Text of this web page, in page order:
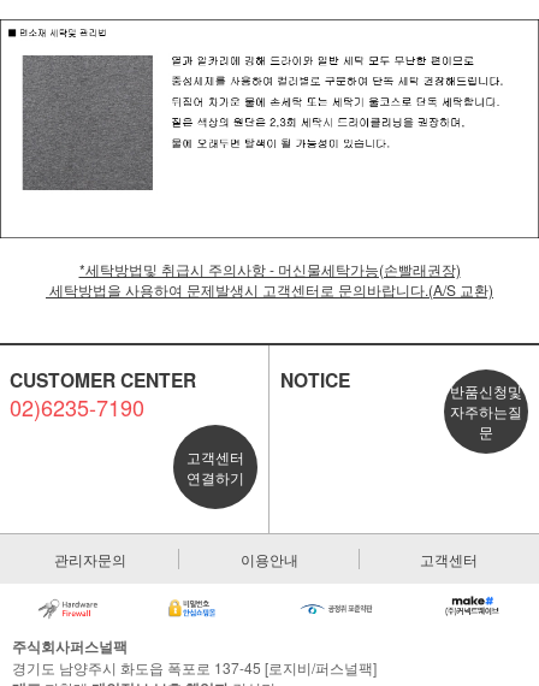
*세탁방법및 취급시 주의사항 - 머신물세탁가능(손빨래권장)
세탁방법을 사용하여 문제발생시 고객센터로 문의바랍니다.(A/S 교환)
CUSTOMER CENTER
02)6235-7190
고객센터
연결하기
NOTICE
반품신청및
자주하는질
문
관리자문의 이용안내 고객센터
주식회사퍼스널팩
경기도 남양주시 화도읍 폭포로 137-45 [로지비/퍼스널팩]